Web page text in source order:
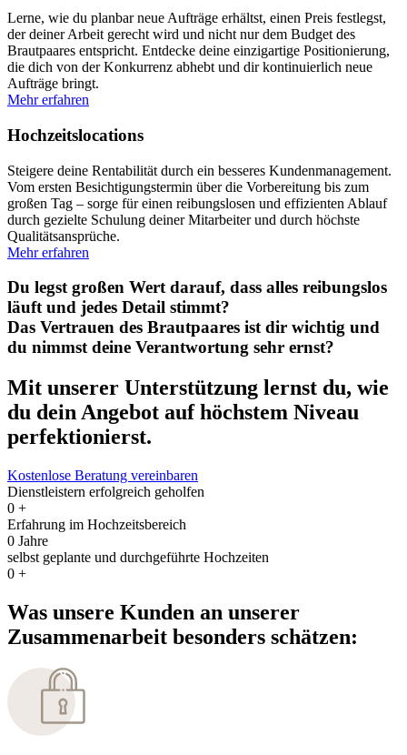
Lerne, wie du planbar neue Aufträge erhältst, einen Preis festlegst,
der deiner Arbeit gerecht wird und nicht nur dem Budget des
Brautpaares entspricht. Entdecke deine einzigartige Positionierung,
die dich von der Konkurrenz abhebt und dir kontinuierlich neue
Aufträge bringt.
Mehr erfahren
Hochzeits­locations
Steigere deine Rentabilität durch ein besseres Kundenmanagement.
Vom ersten Besichtigungstermin über die Vorbereitung bis zum
großen Tag – sorge für einen reibungslosen und effizienten Ablauf
durch gezielte Schulung deiner Mitarbeiter und durch höchste
Qualitätsansprüche.
Mehr erfahren
Du legst großen Wert darauf, dass alles reibungslos
läuft und jedes Detail stimmt?
Das Vertrauen des Brautpaares ist dir wichtig und
du nimmst deine Verantwortung sehr ernst?
Mit unserer Unterstützung lernst du, wie
du dein Angebot auf höchstem Niveau
perfektionierst.
Kostenlose Beratung vereinbaren
Dienstleistern erfolgreich geholfen
0 +
Erfahrung im Hochzeitsbereich
0 Jahre
selbst geplante und durchgeführte Hochzeiten
0 +
Was unsere Kunden an unserer
Zusammenarbeit besonders schätzen: